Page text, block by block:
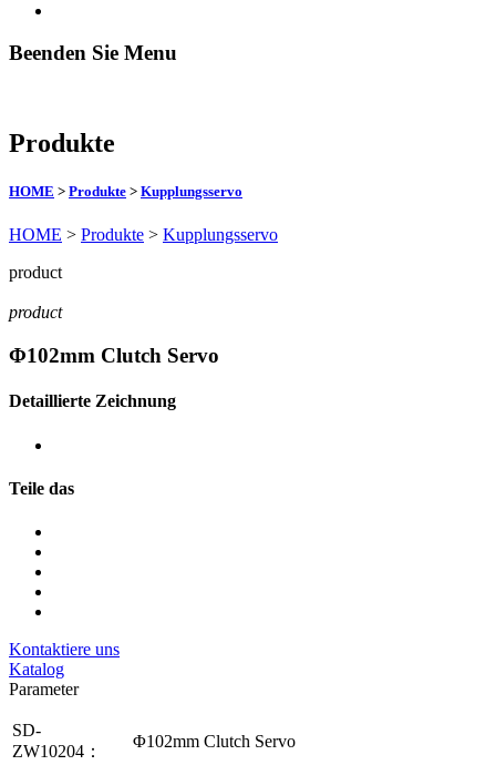
Beenden Sie Menu
Produkte
HOME > Produkte > Kupplungsservo
HOME > Produkte > Kupplungsservo
product
product
Φ102mm Clutch Servo
Detaillierte Zeichnung
Teile das
Kontaktiere uns
Katalog
Parameter
SD-
ZW10204：
Φ102mm Clutch Servo